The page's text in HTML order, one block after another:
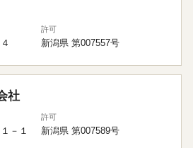
許可
新潟県 第007557号
社
－１
許可
新潟県 第007589号